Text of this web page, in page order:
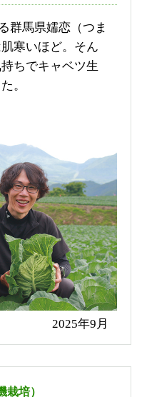
群馬県嬬恋（つま
寒いほど。そん
ちでキャベツ生
。
2025年9月
培）